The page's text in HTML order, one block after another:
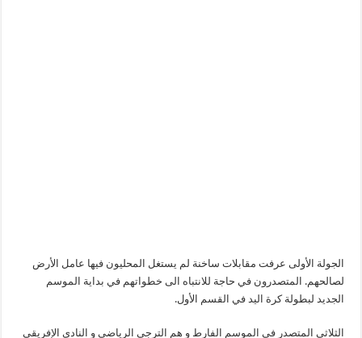
الجولة الأولى عرفت مقابلات ساخنة لم يستغل المحليون فيها عامل الأرض
لصالحهم. المتصدرون في حاجة للانتباه الى خطواتهم في بداية الموسم
الجديد لبطولة كرة اليد في القسم الأول.
الثلاثي المتصدر في الموسم الفارط و هم الترجي الرياضي و النادي الإفريقي